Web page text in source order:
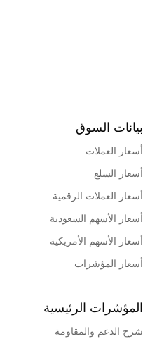
بيانات السوق
أسعار العملات
أسعار السلع
أسعار العملات الرقمية
أسعار الأسهم السعودية
أسعار الأسهم الأمريكية
أسعار المؤشرات
المؤشرات الرئيسية
شرح الدعم والمقاومة